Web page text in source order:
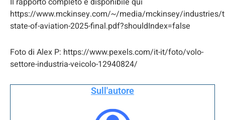
https://www.mckinsey.com/~/media/mckinsey/industries/
state-of-aviation-2025-final.pdf?shouldIndex=false
Foto di Alex P: https://www.pexels.com/it-it/foto/volo-
settore-industria-veicolo-12940824/
Sull'autore